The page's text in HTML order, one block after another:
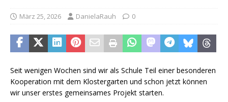
März 25, 2026 DanielaRauh 0
Seit wenigen Wochen sind wir als Schule Teil einer besonderen
Kooperation mit dem Klostergarten und schon jetzt können
wir unser erstes gemeinsames Projekt starten.